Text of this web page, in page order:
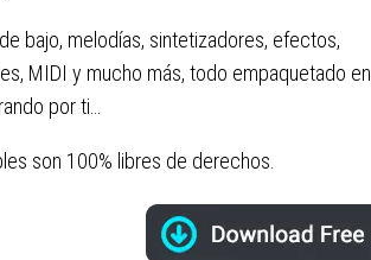
bajo, melodías, sintetizadores, efectos,
MIDI y mucho más, todo empaquetado en
por ti…
son 100% libres de derechos.